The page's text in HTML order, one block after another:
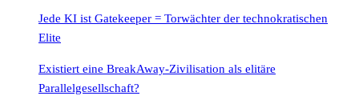
Jede KI ist Gatekeeper = Torwächter der technokratischen
Elite
Existiert eine BreakAway-Zivilisation als elitäre
Parallelgesellschaft?